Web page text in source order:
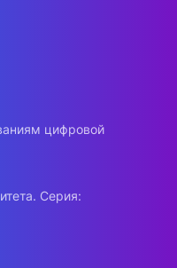
цифровой
Серия: